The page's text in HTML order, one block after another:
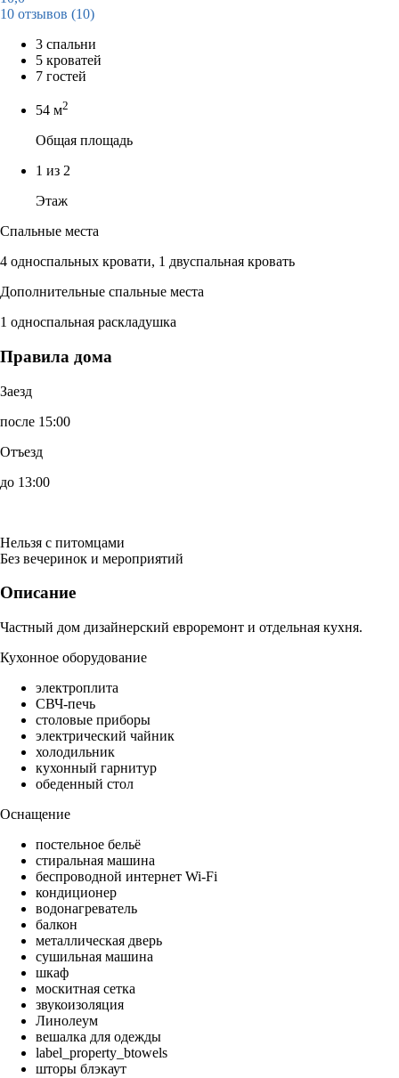
10 отзывов (10)
3 спальни
5 кроватей
7 гостей
54 м2
Общая площадь
1 из 2
Этаж
Спальные места
4 односпальных кровати, 1 двуспальная кровать
Дополнительные спальные места
1 односпальная раскладушка
Правила дома
Заезд
после 15:00
Отъезд
до 13:00
Нельзя с питомцами
Без вечеринок и мероприятий
Описание
Частный дом дизайнерский евроремонт и отдельная кухня.
Кухонное оборудование
электроплита
СВЧ-печь
столовые приборы
электрический чайник
холодильник
кухонный гарнитур
обеденный стол
Оснащение
постельное бельё
стиральная машина
беспроводной интернет Wi-Fi
кондиционер
водонагреватель
балкон
металлическая дверь
сушильная машина
шкаф
москитная сетка
звукоизоляция
Линолеум
вешалка для одежды
label_property_btowels
шторы блэкаут